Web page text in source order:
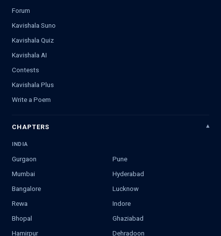
Forum
Kavishala Suno
Kavishala Quiz
Kavishala AI
Contests
Kavishala Plus
Write a Poem
CHAPTERS
INDIA
Gurgaon
Pune
Mumbai
Hyderabad
Bangalore
Lucknow
Rewa
Indore
Bhopal
Ghaziabad
Hamirpur
Dehradoon